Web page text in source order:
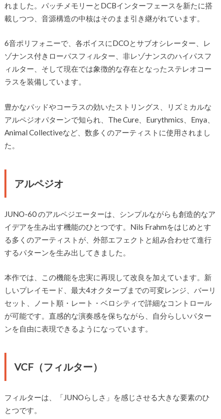
れました。パッチメモリーとDCBインターフェースを新たに搭
載しつつ、音源構造の中核はそのまま引き継がれています。
6音ポリフォニーで、各ボイスにDCOとサブオシレーター、レ
ゾナンス付きローパスフィルター、非レゾナンスのハイパスフ
ィルター、そして現在では象徴的な存在となったステレオコー
ラスを装備しています。
豊かなパッドやコーラスの効いたストリングス、リズミカルな
アルペジオパターンで知られ、The Cure、Eurythmics、Enya、
Animal Collectiveなど、数多くのアーティストに使用されまし
た。
アルペジオ
JUNO-60 のアルペジエーターは、シンプルながらも創造的なア
イデアを生み出す機能のひとつです。Nils Frahmをはじめとす
る多くのアーティストが、外部エフェクトと組み合わせて進行
するパターンを生み出してきました。
本作では、この機能を忠実に再現して改良を加えています。新
しいプレイモード、最大4オクターブまでの可変レンジ、バーリ
セット、ノート順・レート・ベロシティで詳細なコントロール
が可能です。直感的な演奏感を保ちながら、自分らしいパター
ンを自由に表現できるようになっています。
VCF（フィルター）
フィルターは、「JUNOらしさ」を感じさせる大きな要素のひ
とつです。